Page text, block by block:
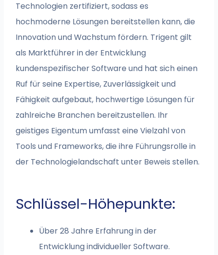
Technologien zertifiziert, sodass es
hochmoderne Lösungen bereitstellen kann, die
Innovation und Wachstum fördern. Trigent gilt
als Marktführer in der Entwicklung
kundenspezifischer Software und hat sich einen
Ruf für seine Expertise, Zuverlässigkeit und
Fähigkeit aufgebaut, hochwertige Lösungen für
zahlreiche Branchen bereitzustellen. Ihr
geistiges Eigentum umfasst eine Vielzahl von
Tools und Frameworks, die ihre Führungsrolle in
der Technologielandschaft unter Beweis stellen.
Schlüssel-Höhepunkte:
Über 28 Jahre Erfahrung in der
Entwicklung individueller Software.